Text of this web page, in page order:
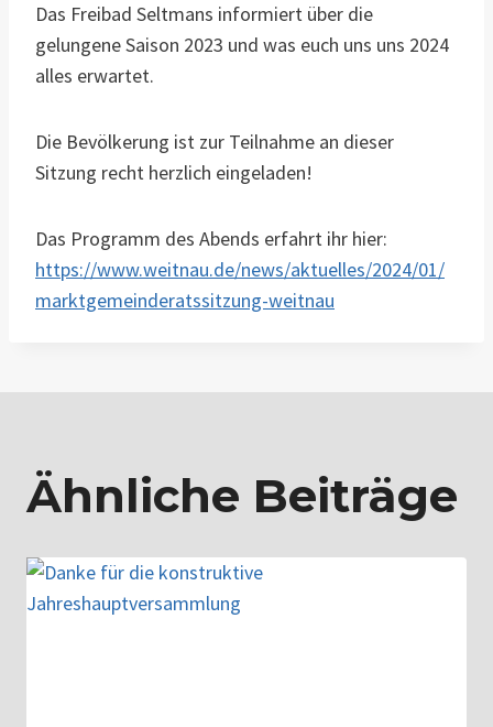
Das Freibad Seltmans informiert über die
gelungene Saison 2023 und was euch uns uns 2024
alles erwartet.
Die Bevölkerung ist zur Teilnahme an dieser
Sitzung recht herzlich eingeladen!
Das Programm des Abends erfahrt ihr hier:
https://www.weitnau.de/news/aktuelles/2024/01/
marktgemeinderatssitzung-weitnau
Ähnliche Beiträge